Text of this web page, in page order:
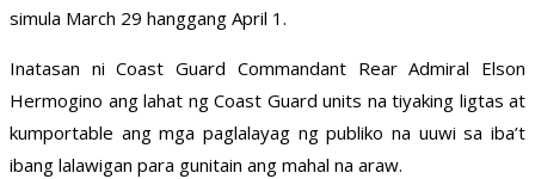
simula March 29 hanggang April 1.
Inatasan ni Coast Guard Commandant Rear Admiral Elson
Hermogino ang lahat ng Coast Guard units na tiyaking ligtas at
kumportable ang mga paglalayag ng publiko na uuwi sa iba’t
ibang lalawigan para gunitain ang mahal na araw.